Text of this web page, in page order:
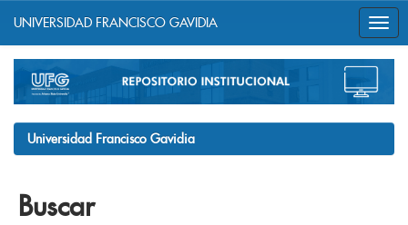
navigation
UNIVERSIDAD FRANCISCO GAVIDIA
Universidad Francisco Gavidia
Buscar